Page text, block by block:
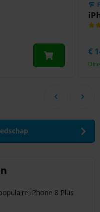
€
iPhone 8 Plus